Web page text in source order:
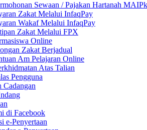
Sewaan / Pajakan Hartanah MAIPk
Zakat Melalui InfaqPay
Wakaf Melalui InfaqPay
Zakat Melalui FPX
Online
Zakat Berjadual
Am Pelajaran Online
Atas Talian
Pengguna
Cadangan
di Facebook
e-Penyertaan